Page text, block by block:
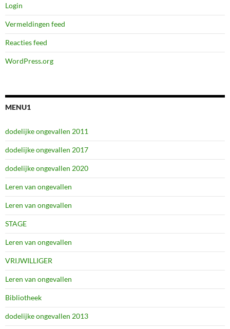
Login
Vermeldingen feed
Reacties feed
WordPress.org
MENU1
dodelijke ongevallen 2011
dodelijke ongevallen 2017
dodelijke ongevallen 2020
Leren van ongevallen
Leren van ongevallen
STAGE
Leren van ongevallen
VRIJWILLIGER
Leren van ongevallen
Bibliotheek
dodelijke ongevallen 2013